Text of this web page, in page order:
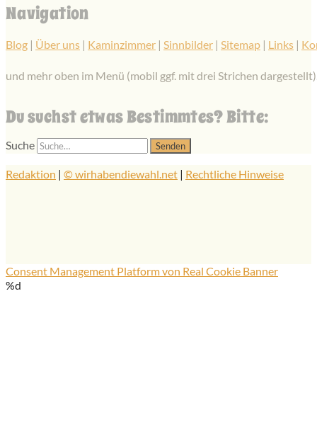
Navigation
Blog | Über uns | Kaminzimmer | Sinnbilder | Sitemap | Links |
und mehr oben im Menü (mobil ggf. mit drei Strichen
Du suchst etwas Bestimmtes? Bitte:
Suche
Redaktion | © wirhabendiewahl.net | Rechtliche Hinweise
Consent Management Platform von Real Cookie Banner
%d